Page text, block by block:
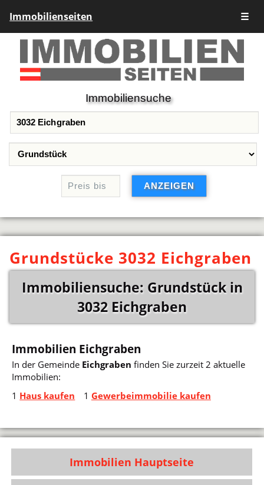
Immobilienseiten ☰
Immobiliensuche
Grundstücke 3032 Eichgraben
Immobiliensuche: Grundstück in
3032 Eichgraben
Immobilien Eichgraben
In der Gemeinde Eichgraben finden Sie zurzeit 2 aktuelle
Immobilien:
1 Haus kaufen 1 Gewerbeimmobilie kaufen
Immobilien Hauptseite